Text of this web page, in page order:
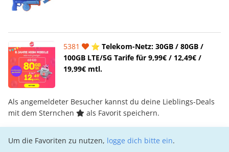
5381
⭐️ Telekom-Netz: 30GB / 80GB /
100GB LTE/5G Tarife für 9,99€ / 12,49€ /
19,99€ mtl.
Als angemeldeter Besucher kannst du deine Lieblings-Deals
mit dem Sternchen
als Favorit speichern.
Um die Favoriten zu nutzen, logge dich bitte ein.